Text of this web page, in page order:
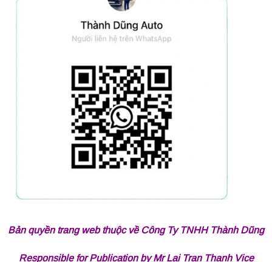
Bản quyền trang web thuộc về Công Ty TNHH Thành Dũng
Responsible for Publication by Mr Lai Tran Thanh Vice